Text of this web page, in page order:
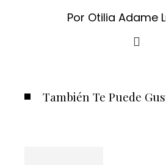
Por Otilia Adame
También Te Puede